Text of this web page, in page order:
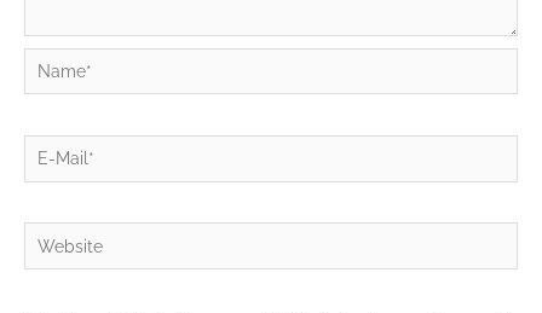
Name*
E-
Mail*
Website